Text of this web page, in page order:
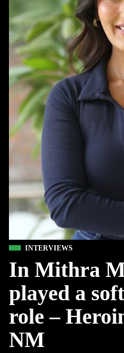
INTERVIEWS
In Mithra
played a
role –
NM